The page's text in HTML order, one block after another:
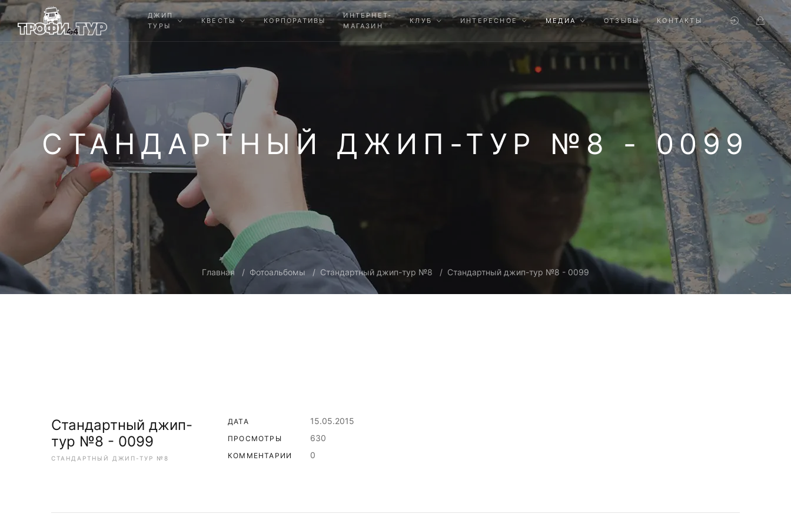
ДЖИП
ТУРЫ
КВЕСТЫ КОРПОРАТИВЫ
ИНТЕРНЕТ-
МАГАЗИН
КЛУБ ИНТЕРЕСНОЕ МЕДИА ОТЗЫВЫ КОНТАКТЫ
СТАНДАРТНЫЙ ДЖИП-ТУР №8 - 0099
Главная Фотоальбомы Стандартный джип-тур №8 Стандартный джип-тур №8 - 0099
Стандартный джип-
тур №8 - 0099
СТАНДАРТНЫЙ ДЖИП-ТУР №8
ДАТА 15.05.2015
ПРОСМОТРЫ 630
КОММЕНТАРИИ 0